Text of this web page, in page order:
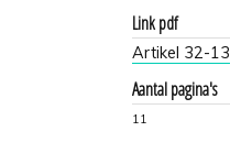
Link pdf
Artikel 32-13
Aantal pagina's
11